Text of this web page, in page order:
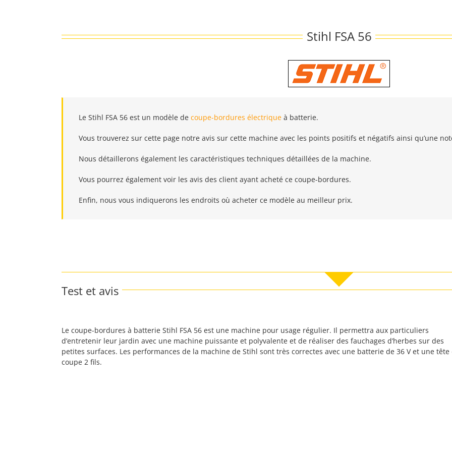
Stihl FSA 56
Le Stihl FSA 56 est un modèle de coupe-bordures électrique à batterie.
Vous trouverez sur cette page notre avis sur cette machine avec les points positifs et négatifs ainsi qu’une
Nous détaillerons également les caractéristiques techniques détaillées de la machine.
Vous pourrez également voir les avis des client ayant acheté ce coupe-bordures.
Enfin, nous vous indiquerons les endroits où acheter ce modèle au meilleur prix.
Test et avis
Le coupe-bordures à batterie Stihl FSA 56 est une machine pour usage régulier. Il permettra aux particuliers
d’entretenir leur jardin avec une machine puissante et polyvalente et de réaliser des fauchages d’herbes sur des
petites surfaces. Les performances de la machine de Stihl sont très correctes avec une batterie de 36 V et une tête
coupe 2 fils.